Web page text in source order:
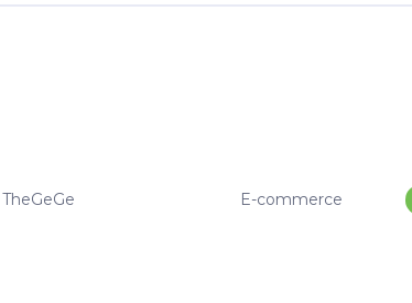
TheGeGe E-commerce